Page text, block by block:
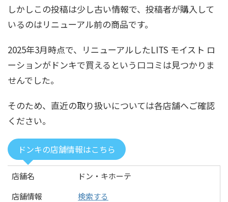
しかしこの投稿は少し古い情報で、投稿者が購入して
いるのはリニューアル前の商品です。
2025年3月時点で、リニューアルしたLITS モイスト ロ
ーションがドンキで買えるという口コミは見つかりま
せんでした。
そのため、直近の取り扱いについては各店舗へご確認
ください。
ドンキの店舗情報はこちら
店舗名
ドン・キホーテ
店舗情報
検索する